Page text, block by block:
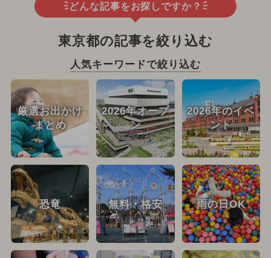
どんな記事をお探しですか？
東京都の記事を絞り込む
人気キーワードで絞り込む
厳選お出かけ
まとめ
2026年オープ
ン
2026年のイベ
ント
恐竜 無料・格安 雨の日OK